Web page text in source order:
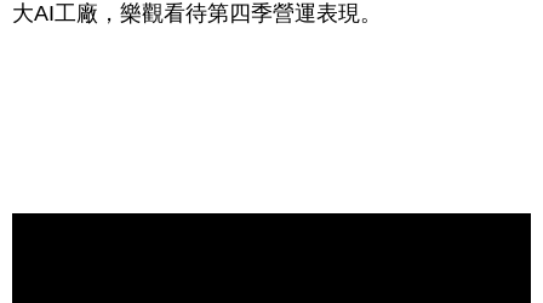
大AI工廠，樂觀看待第四季營運表現。